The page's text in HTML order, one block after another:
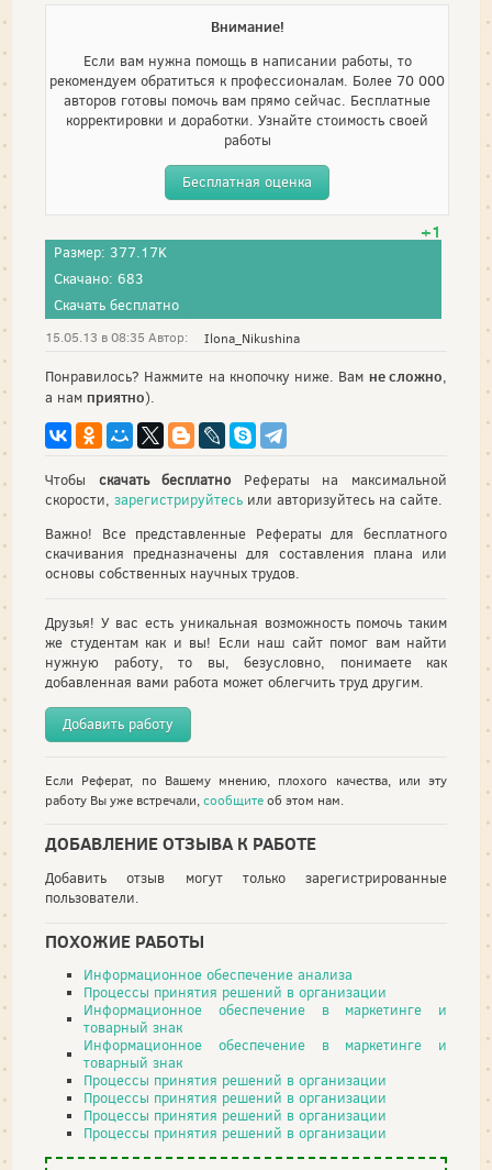
Внимание!
Если вам нужна помощь в написании работы, то
рекомендуем обратиться к профессионалам. Более 70 000
авторов готовы помочь вам прямо сейчас. Бесплатные
корректировки и доработки. Узнайте стоимость своей
работы
Бесплатная оценка
+1
Размер: 377.17K
Скачано: 683
Скачать бесплатно
15.05.13 в 08:35 Автор: Ilona_Nikushina
Понравилось? Нажмите на кнопочку ниже. Вам не сложно,
а нам приятно).
Чтобы скачать бесплатно Рефераты на максимальной
скорости, зарегистрируйтесь или авторизуйтесь на сайте.
Важно! Все представленные Рефераты для бесплатного
скачивания предназначены для составления плана или
основы собственных научных трудов.
Друзья! У вас есть уникальная возможность помочь таким
же студентам как и вы! Если наш сайт помог вам найти
нужную работу, то вы, безусловно, понимаете как
добавленная вами работа может облегчить труд другим.
Добавить работу
Если Реферат, по Вашему мнению, плохого качества, или эту
работу Вы уже встречали,сообщитеоб этом нам.
ДОБАВЛЕНИЕ ОТЗЫВА К РАБОТЕ
Добавить отзыв могут только зарегистрированные
пользователи.
ПОХОЖИЕ РАБОТЫ
Информационное обеспечение анализа
Процессы принятия решений в организации
Информационное обеспечение в маркетинге и
товарный знак
Информационное обеспечение в маркетинге и
товарный знак
Процессы принятия решений в организации
Процессы принятия решений в организации
Процессы принятия решений в организации
Процессы принятия решений в организации